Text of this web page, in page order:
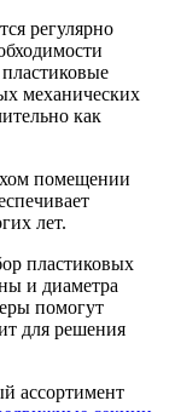
регулярно
механических
как
помещении
лет.
пластиковых
и диаметра
помогут
для решения
ассортимент